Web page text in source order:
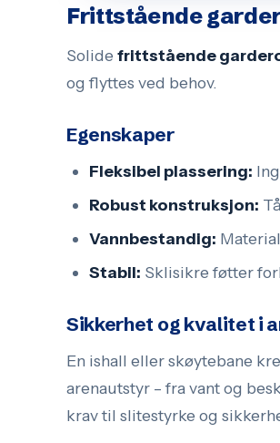
Frittstående
Solide frittstående
og flyttes ved behov.
Egenskaper
Fleksibel plassering:
Robust konstruksjon:
Vannbestandig:
Stabil: Sklisikre føtter
Sikkerhet og kvalitet i
En ishall eller skøytebane
arenautstyr – fra vant og
krav til slitestyrke og